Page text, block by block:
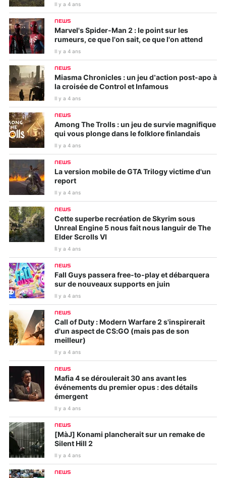
Il y a 4 ans
NEWS
Marvel's Spider-Man 2 : le point sur les
rumeurs, ce que l'on sait, ce que l'on attend
Il y a 4 ans
NEWS
Miasma Chronicles : un jeu d’action post-apo à
la croisée de Control et Infamous
Il y a 4 ans
NEWS
Among The Trolls : un jeu de survie magnifique
qui vous plonge dans le folklore finlandais
Il y a 4 ans
NEWS
La version mobile de GTA Trilogy victime d'un
report
Il y a 4 ans
NEWS
Cette superbe recréation de Skyrim sous
Unreal Engine 5 nous fait nous languir de The
Elder Scrolls VI
Il y a 4 ans
NEWS
Fall Guys passera free-to-play et débarquera
sur de nouveaux supports en juin
Il y a 4 ans
NEWS
Call of Duty : Modern Warfare 2 s'inspirerait
d'un aspect de CS:GO (mais pas de son
meilleur)
Il y a 4 ans
NEWS
Mafia 4 se déroulerait 30 ans avant les
événements du premier opus : des détails
émergent
Il y a 4 ans
NEWS
[MàJ] Konami plancherait sur un remake de
Silent Hill 2
Il y a 4 ans
NEWS